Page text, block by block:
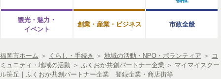
観光・魅力・
イベント
創業・産業・ビジネス 市政全般
福岡市ホーム ＞ くらし・手続き ＞ 地域の活動・NPO・ボランティア ＞ コ
ミュニティ・地域の活動 ＞ ふくおか共創パートナー企業 ＞ マイマイスクー
ル笹丘｜ふくおか共創パートナー企業 登録企業・商店街等